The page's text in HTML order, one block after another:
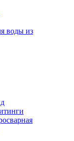
воды из